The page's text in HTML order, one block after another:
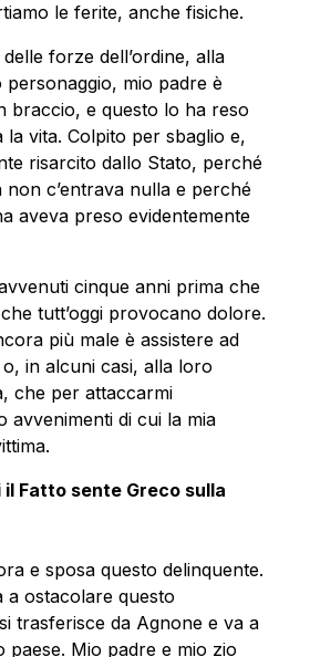
le ferite, anche fisiche.
forze dell’ordine, alla
personaggio, mio padre è
braccio, e questo lo ha reso
vita. Colpito per sbaglio e,
risarcito dallo Stato, perché
c’entrava nulla e perché
aveva preso evidentemente
cinque anni prima che
tutt’oggi provocano dolore.
più male è assistere ad
in alcuni casi, alla loro
che per attaccarmi
avvenimenti di cui la mia
il Fatto sente Greco sulla
e sposa questo delinquente.
a ostacolare questo
trasferisce da Agnone e va a
paese. Mio padre e mio zio